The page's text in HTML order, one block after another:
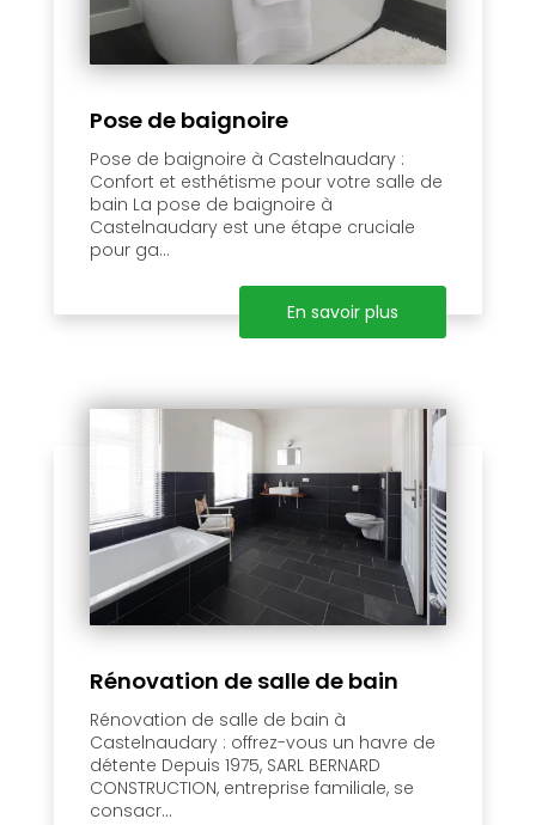
Pose de baignoire
Pose de baignoire à Castelnaudary :
Confort et esthétisme pour votre salle de
bain La pose de baignoire à
Castelnaudary est une étape cruciale
pour ga...
En savoir plus
Rénovation de salle de bain
Rénovation de salle de bain à
Castelnaudary : offrez-vous un havre de
détente Depuis 1975, SARL BERNARD
CONSTRUCTION, entreprise familiale, se
consacr...